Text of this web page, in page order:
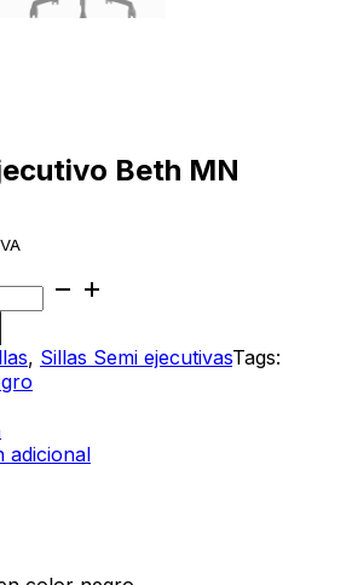
Beth MN
, Sillas Semi ejecutivasTags:
adicional